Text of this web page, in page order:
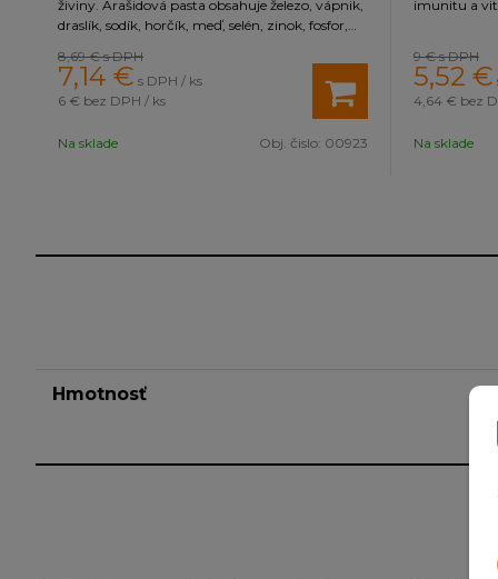
živiny. Arašidová pasta obsahuje železo, vápnik,
draslík, sodík, horčík, meď, selén, zinok, fosfor,
listová, kyselina pantoténová, vitamíny B a E.
8,69 €s DPH
7,14 € s DPH / ks
6 € bez DPH / ks
Na sklade Obj. čislo: 00923
imunitu a
9 €s DPH
5,52 €
4,64 € bez
Na sklade
Hmotnosť